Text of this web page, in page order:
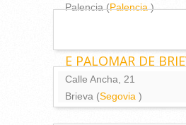
Palencia (Palencia )
E PALOMAR DE
Calle Ancha, 21
Brieva (Segovia )